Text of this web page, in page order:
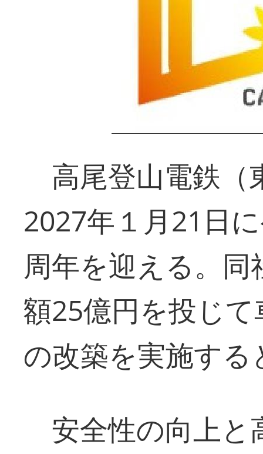
高尾登山電鉄（
2027年１月21日
周年を迎える。
額25億円を投じ
の改築を実施す
安全性の向上と